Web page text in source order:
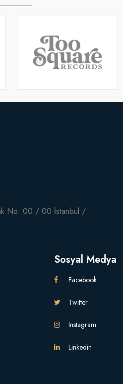
No: 00 / 00 İstanbul /
Sosyal Medya
Facebook
Twitter
Instagram
Linkedin